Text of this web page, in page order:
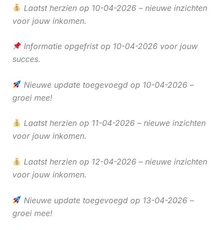
Laatst herzien op 10-04-2026 – nieuwe inzichten
voor jouw inkomen.
Informatie opgefrist op 10-04-2026 voor jouw
succes.
Nieuwe update toegevoegd op 10-04-2026 –
groei mee!
Laatst herzien op 11-04-2026 – nieuwe inzichten
voor jouw inkomen.
Laatst herzien op 12-04-2026 – nieuwe inzichten
voor jouw inkomen.
Nieuwe update toegevoegd op 13-04-2026 –
groei mee!